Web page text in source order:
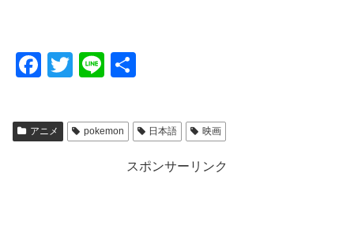
F
c
e
T
tt
er
Li
e
アニメ pokemon 日本語 映画
スポンサーリンク